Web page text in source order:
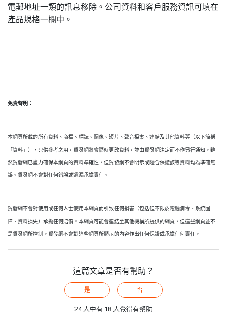
電郵地址一類的訊息移除。公司資料和客戶服務資訊可填在
產品規格一欄中。
免責聲明：
本網頁所載的所有資料、商標、標誌、圖像、短片、聲音檔案、連結及其他資料等（以下簡稱
「資料」），只供參考之用，貿發網將會隨時更改資料，並由貿發網決定而不作另行通知。雖
然貿發網已盡力確保本網頁的資料準確性，但貿發網不會明示或隱含保證該等資料均為準確無
誤。貿發網不會對任何錯誤或遺漏承擔責任。
貿發網不會對使用或任何人士使用本網頁而引致任何損害（包括但不限於電腦病毒、系統固
障、資料損失）承擔任何賠償。本網頁可能會連結至其他機構所提供的網頁，但這些網頁並不
是貿發網所控制。貿發網不會對這些網頁所顯示的內容作出任何保證或承擔任何責任。
這篇文章是否有幫助？
是 否
24 人中有 18 人覺得有幫助